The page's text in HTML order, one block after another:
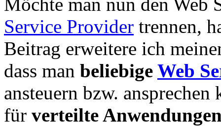
Service Provider trennen,
Beitrag erweitere ich
dass man beliebige Web
ansteuern bzw.
für verteilte